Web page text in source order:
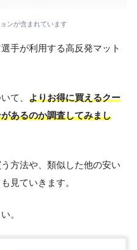
ンが含まれています
手が利用する高反発マット
て、 よりお得に買えるクー
あるのか調査してみまし
方法や、類似した他の安い
見ていきます。
。